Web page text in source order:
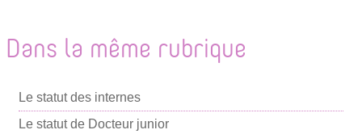
Dans la même rubrique
Le statut des internes
Le statut de Docteur junior